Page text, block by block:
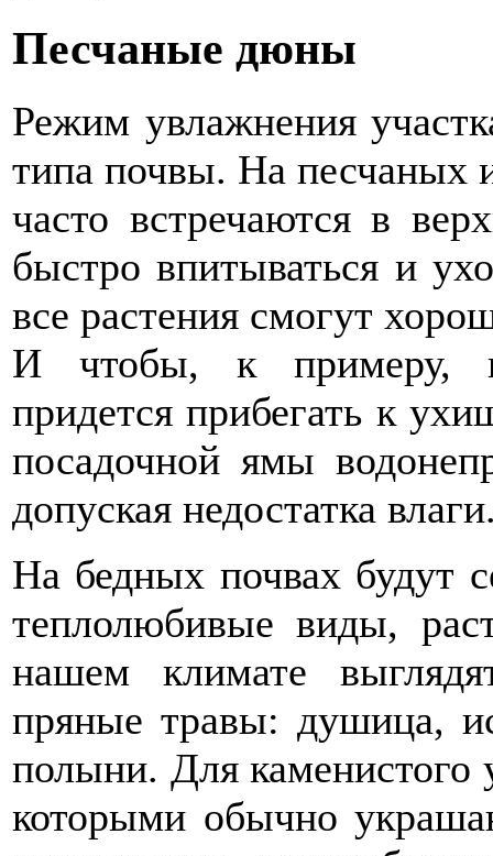
Песчаные дюны
Режим увлажнения
типа почвы. На песчаных
часто встречаются в
быстро впитываться и
все растения смогут
И чтобы, к примеру,
придется прибегать к
посадочной ямы
допуская недостатка
На бедных почвах будут
теплолюбивые виды,
нашем климате
пряные травы: душица,
полыни. Для каменистого
которыми обычно